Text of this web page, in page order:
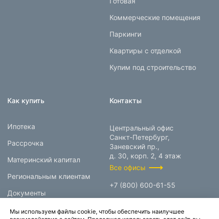
Коммерческие помещения
Паркинги
Квартиры с отделкой
Купим под строительство
Как купить
Ипотека
Рассрочка
Материнский капитал
Региональным клиентам
Документы
Контакты
Центральный офис
Санкт-Петербург,
Заневский пр.,
д. 30, корп. 2, 4 этаж
Все офисы
+7 (800) 600-61-55
Мы используем файлы cookie, чтобы обеспечить наилучшее